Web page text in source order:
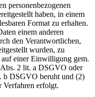
personenbezogenen
haben, in einem
Format zu erhalten.
einem anderen
den Verantwortlichen,
wurden, zu
einer Einwilligung gem.
2 lit. a DSGVO oder
b DSGVO beruht und (2)
Verfahren erfolgt.